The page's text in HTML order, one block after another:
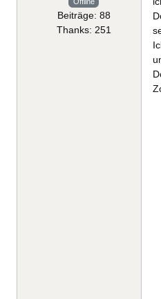
Beiträge: 88
Thanks: 251